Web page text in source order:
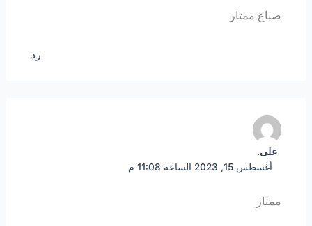
صباغ ممتاز
رد
على.
أغسطس 15, 2023 الساعة 11:08 م
ممتاز